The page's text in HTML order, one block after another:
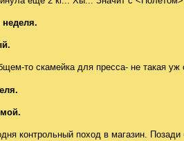
неделя.
то скамейка для пресса- не такая уж
контрольный поход в магазин.